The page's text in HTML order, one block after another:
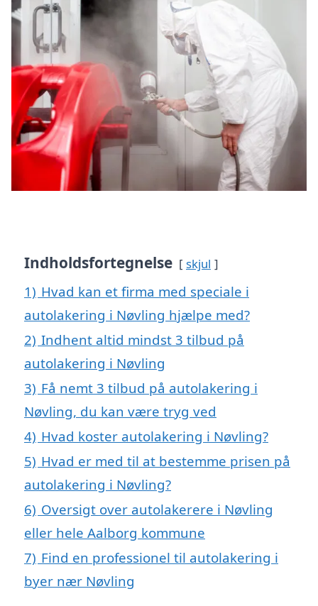
Indholdsfortegnelse skjul
1) Hvad kan et firma med speciale i
autolakering i Nøvling hjælpe med?
2) Indhent altid mindst 3 tilbud på
autolakering i Nøvling
3) Få nemt 3 tilbud på autolakering i
Nøvling, du kan være tryg ved
4) Hvad koster autolakering i Nøvling?
5) Hvad er med til at bestemme prisen på
autolakering i Nøvling?
6) Oversigt over autolakerere i Nøvling
eller hele Aalborg kommune
7) Find en professionel til autolakering i
byer nær Nøvling